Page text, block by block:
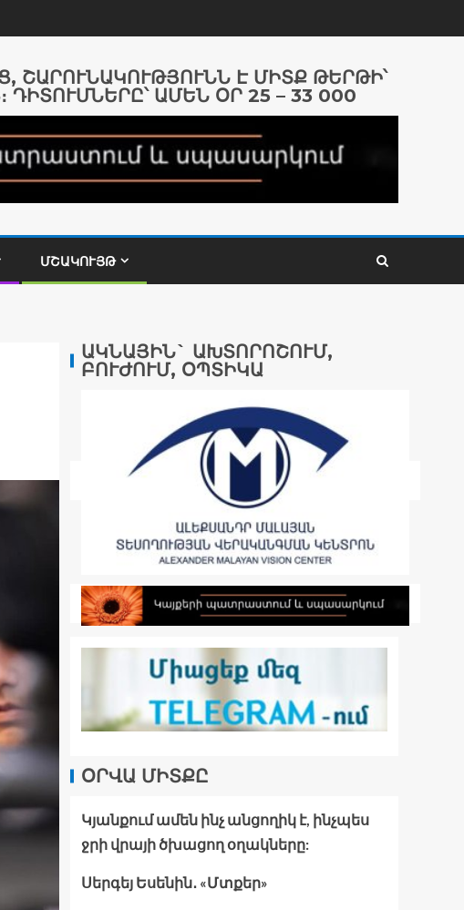
ՇԱՐՈՒՆԱԿՈՒԹՅՈՒՆՆ Է ՄԻՏՔ ԹԵՐԹԻ՝
ԴԻՏՈՒՄՆԵՐԸ՝ ԱՄԵՆ ՕՐ 25 – 33 000
ՄՇԱԿՈՒՅԹ
ԱԿՆԱՅԻՆ` ԱԽՏՈՐՈՇՈՒՄ,
ԲՈՒԺՈՒՄ, ՕՊՏԻԿԱ
ՕՐՎԱ ՄԻՏՔԸ
Կյանքում ամեն ինչ անցողիկ է, ինչպես
ջրի վրայի ծխացող օղակները:
Սերգեյ Եսենին․ «Մտքեր»